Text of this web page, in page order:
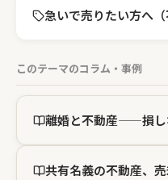
急いで売りたい方へ（
このテーマのコラム・事例
離婚と不動産——損し
共有名義の不動産、